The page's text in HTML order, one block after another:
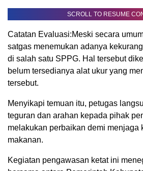
SCROLL TO RESUME
Catatan Evaluasi:Meski secara
satgas menemukan adanya
di salah satu SPPG. Hal tersebut
belum tersedianya alat ukur yang
tersebut.
Menyikapi temuan itu, petugas
teguran dan arahan kepada pihak
melakukan perbaikan demi menjaga
makanan.
Kegiatan pengawasan ketat ini